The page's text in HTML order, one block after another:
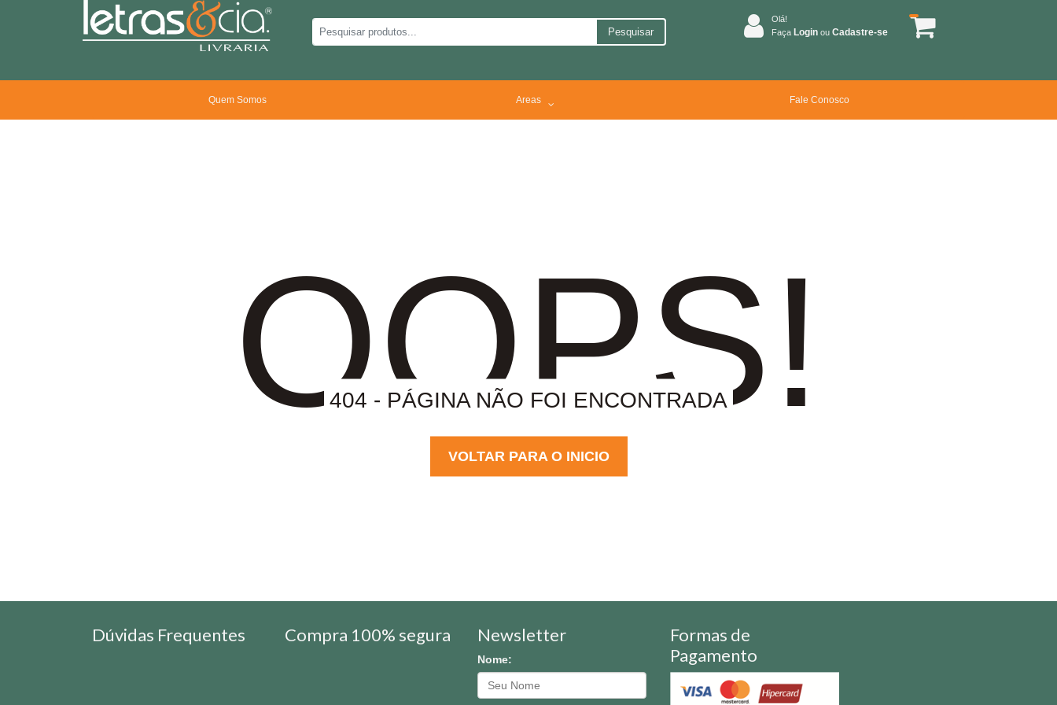
Pesquisar
Olá!
Faça Login ou Cadastre-se
Quem Somos Areas Fale Conosco
OOPS!
404 - PÁGINA NÃO FOI ENCONTRADA
VOLTAR PARA O INICIO
Dúvidas Frequentes Compra 100% segura Newsletter
Nome:
Formas de
Pagamento